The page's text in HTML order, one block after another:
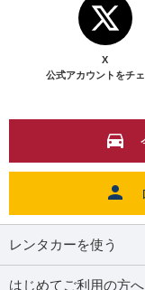
X
公式アカウントをチ
レンタカーを使う
はじめてご利用の方へ